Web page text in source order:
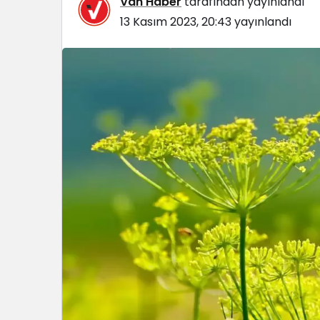
13 Kasım 2023, 20:43yayınlandı